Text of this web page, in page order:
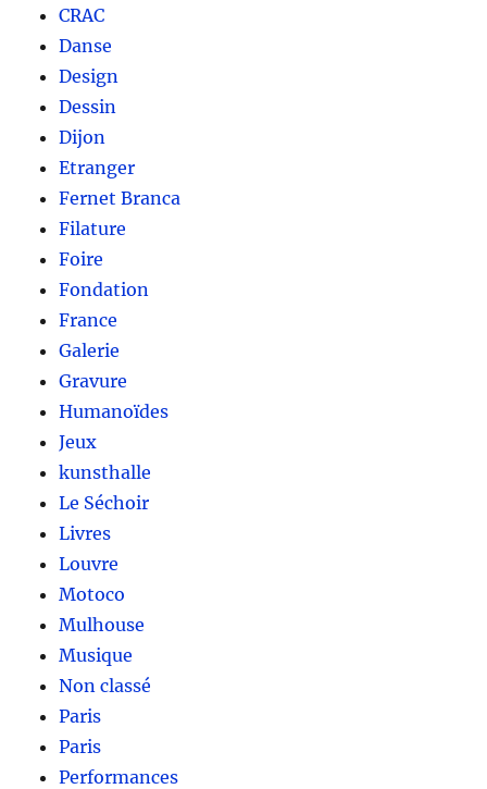
CRAC
Danse
Design
Dessin
Dijon
Etranger
Fernet Branca
Filature
Foire
Fondation
France
Galerie
Gravure
Humanoïdes
Jeux
kunsthalle
Le Séchoir
Livres
Louvre
Motoco
Mulhouse
Musique
Non classé
Paris
Paris
Performances